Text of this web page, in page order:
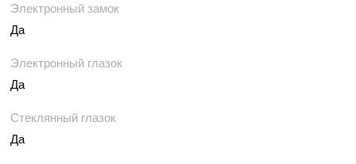
Электронный замок
Да
Электронный глазок
Да
Стеклянный глазок
Да